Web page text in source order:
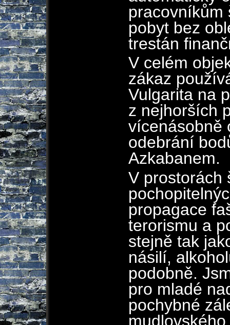
pracovníkům
pobyt bez
trestán
V celém
zákaz
Vulgarita na
z nejhorších
vícenásobně
odebrání
Azkabanem.
V prostorách
propagace
terorismu a
stejně tak
násilí,
podobně.
pro mladé
pochybné